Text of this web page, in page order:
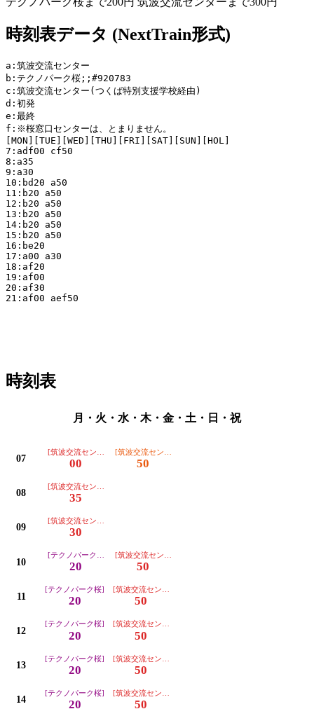
時刻表データ (NextTrain形式)
a:筑波交流センター
b:テクノパーク桜;;#920783
c:筑波交流センター(つくば特別支援学校経由)
d:初発
e:最終
f:※桜窓口センターは、とまりません。
[MON][TUE][WED][THU][FRI][SAT][SUN][HOL]
7:adf00 cf50
8:a35
9:a30
10:bd20 a50
11:b20 a50
12:b20 a50
13:b20 a50
14:b20 a50
15:b20 a50
16:be20
17:a00 a30
18:af20
19:af00
20:af30
21:af00 aef50
時刻表
月・火・水・木・金・土・日・祝
07
[筑波交流センター]初発※桜窓口センターは、とまりません。
00
[筑波交流センター(つくば特別支援学校経由)]※桜窓口セ
50
08
[筑波交流センター]
35
09
[筑波交流センター]
30
10
[テクノパーク桜]初発
20
[筑波交流センター]
50
11
[テクノパーク桜]
20
[筑波交流センター]
50
12
[テクノパーク桜]
20
[筑波交流センター]
50
13
[テクノパーク桜]
20
[筑波交流センター]
50
14
[テクノパーク桜]
20
[筑波交流センター]
50